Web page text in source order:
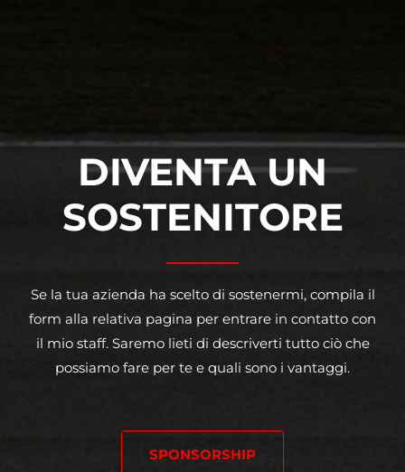
DIVENTA UN
SOSTENITORE
Se la tua azienda ha scelto di sostenermi, compila il
form alla relativa pagina per entrare in contatto con
il mio staff. Saremo lieti di descriverti tutto ciò che
possiamo fare per te e quali sono i vantaggi.
SPONSORSHIP